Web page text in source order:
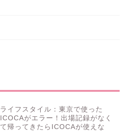
ライフスタイル：東京で使った
ICOCAがエラー！出場記録がなく
て帰ってきたらICOCAが使えな